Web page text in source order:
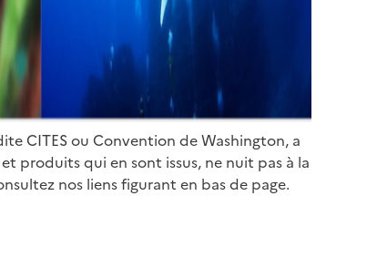
CITES ou Convention de Washington, a
produits qui en sont issus, ne nuit pas à la
nos liens figurant en bas de page.